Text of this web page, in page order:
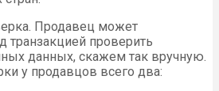
Продавец может
транзакцией проверить
данных, скажем так вручную.
у продавцов всего два: